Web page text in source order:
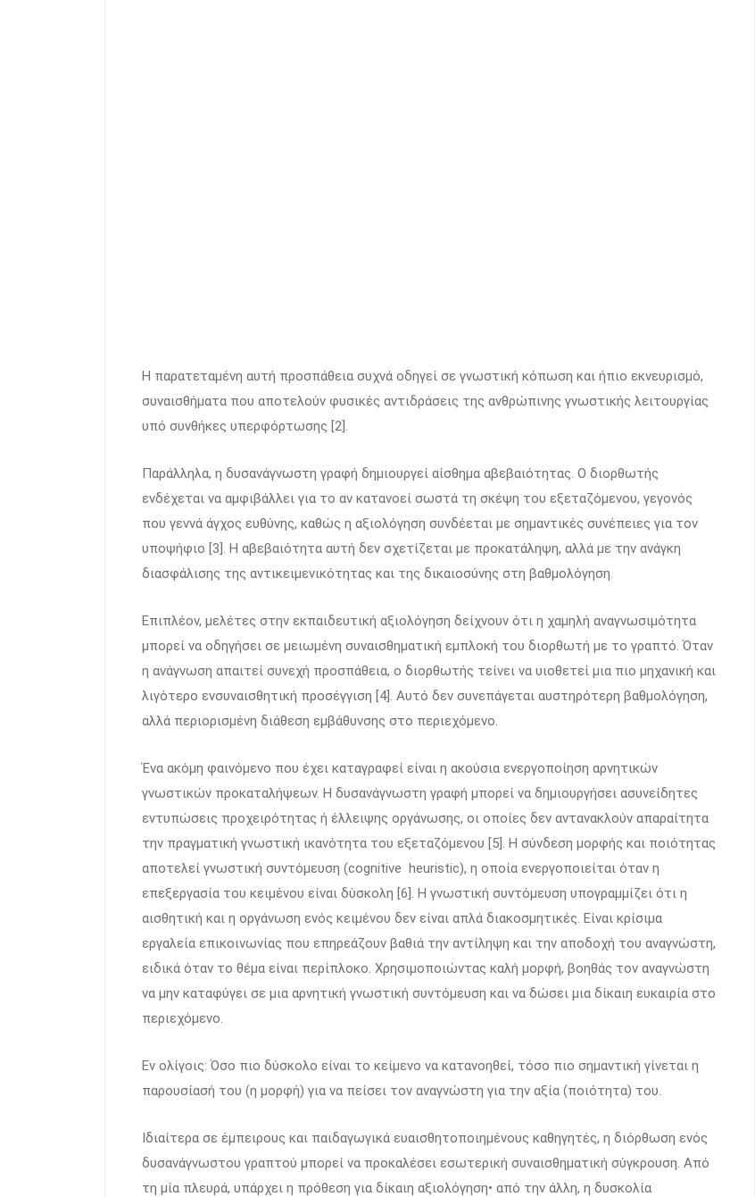
Η παρατεταμένη αυτή προσπάθεια συχνά οδηγεί σε γνωστική κόπωση και ήπιο εκνευρισμό,
συναισθήματα που αποτελούν φυσικές αντιδράσεις της ανθρώπινης γνωστικής λειτουργίας
υπό συνθήκες υπερφόρτωσης [2].
Παράλληλα, η δυσανάγνωστη γραφή δημιουργεί αίσθημα αβεβαιότητας. Ο διορθωτής
ενδέχεται να αμφιβάλλει για το αν κατανοεί σωστά τη σκέψη του εξεταζόμενου, γεγονός
που γεννά άγχος ευθύνης, καθώς η αξιολόγηση συνδέεται με σημαντικές συνέπειες για τον
υποψήφιο [3]. Η αβεβαιότητα αυτή δεν σχετίζεται με προκατάληψη, αλλά με την ανάγκη
διασφάλισης της αντικειμενικότητας και της δικαιοσύνης στη βαθμολόγηση.
Επιπλέον, μελέτες στην εκπαιδευτική αξιολόγηση δείχνουν ότι η χαμηλή αναγνωσιμότητα
μπορεί να οδηγήσει σε μειωμένη συναισθηματική εμπλοκή του διορθωτή με το γραπτό. Όταν
η ανάγνωση απαιτεί συνεχή προσπάθεια, ο διορθωτής τείνει να υιοθετεί μια πιο μηχανική και
λιγότερο ενσυναισθητική προσέγγιση [4]. Αυτό δεν συνεπάγεται αυστηρότερη βαθμολόγηση,
αλλά περιορισμένη διάθεση εμβάθυνσης στο περιεχόμενο.
Ένα ακόμη φαινόμενο που έχει καταγραφεί είναι η ακούσια ενεργοποίηση αρνητικών
γνωστικών προκαταλήψεων. Η δυσανάγνωστη γραφή μπορεί να δημιουργήσει ασυνείδητες
εντυπώσεις προχειρότητας ή έλλειψης οργάνωσης, οι οποίες δεν αντανακλούν απαραίτητα
την πραγματική γνωστική ικανότητα του εξεταζόμενου [5]. Η σύνδεση μορφής και ποιότητας
αποτελεί γνωστική συντόμευση (cognitive heuristic), η οποία ενεργοποιείται όταν η
επεξεργασία του κειμένου είναι δύσκολη [6]. Η γνωστική συντόμευση υπογραμμίζει ότι η
αισθητική και η οργάνωση ενός κειμένου δεν είναι απλά διακοσμητικές. Είναι κρίσιμα
εργαλεία επικοινωνίας που επηρεάζουν βαθιά την αντίληψη και την αποδοχή του αναγνώστη,
ειδικά όταν το θέμα είναι περίπλοκο. Χρησιμοποιώντας καλή μορφή, βοηθάς τον αναγνώστη
να μην καταφύγει σε μια αρνητική γνωστική συντόμευση και να δώσει μια δίκαιη ευκαιρία στο
περιεχόμενο.
Εν ολίγοις: Όσο πιο δύσκολο είναι το κείμενο να κατανοηθεί, τόσο πιο σημαντική γίνεται η
παρουσίασή του (η μορφή) για να πείσει τον αναγνώστη για την αξία (ποιότητα) του.
Ιδιαίτερα σε έμπειρους και παιδαγωγικά ευαισθητοποιημένους καθηγητές, η διόρθωση ενός
δυσανάγνωστου γραπτού μπορεί να προκαλέσει εσωτερική συναισθηματική σύγκρουση. Από
τη μία πλευρά, υπάρχει η πρόθεση για δίκαιη αξιολόγηση• από την άλλη, η δυσκολία